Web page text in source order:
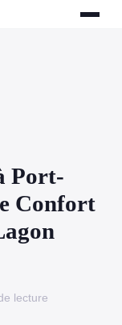
Port-
Confort
lecture